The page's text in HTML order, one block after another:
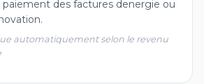
paiement des factures denergie ou
automatiquement selon le revenu